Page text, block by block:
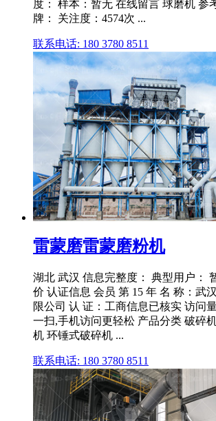
度： 样本：暂无 在线留言 球磨机 参
牌： 关注度：4574次 ...
联系电话: 180 3780 8511
雷蒙磨雷蒙磨粉机
湖北 武汉 信息完整度： 典型用户：
价 认证信息 会员 第 15 年 名 称：武
限公司 认 证：工商信息已核实 访问
一扫,手机访问更轻松 产品分类 破碎
机 环锤式破碎机 ...
联系电话: 180 3780 8511